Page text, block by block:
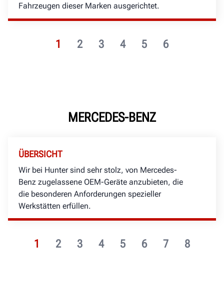
1 2 3 4 5 6
Fahrzeugen dieser Marken ausgerichtet.
MERCEDES-BENZ
1 2 3 4 5 6 7 8
ÜBERSICHT
Wir bei Hunter sind sehr stolz, von Mercedes-
Benz zugelassene OEM-Geräte anzubieten, die
die besonderen Anforderungen spezieller
Werkstätten erfüllen.